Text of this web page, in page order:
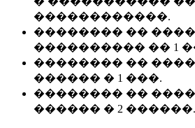
������������.
�������� ��
���������� �� 1
�������� ��
������ � 1 ���.
�������� ��
������ � 2 ������.